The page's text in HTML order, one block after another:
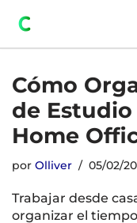
contenido
Cómo
de
Home
por Olliver 05/02/
Trabajar desde
organizar el